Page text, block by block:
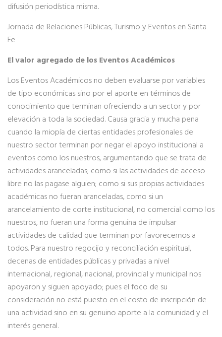
difusión periodística misma.
Jornada de Relaciones Públicas, Turismo y Eventos en Santa
Fe
El valor agregado de los Eventos Académicos
Los Eventos Académicos no deben evaluarse por variables
de tipo económicas sino por el aporte en términos de
conocimiento que terminan ofreciendo a un sector y por
elevación a toda la sociedad. Causa gracia y mucha pena
cuando la miopía de ciertas entidades profesionales de
nuestro sector terminan por negar el apoyo institucional a
eventos como los nuestros, argumentando que se trata de
actividades aranceladas; como si las actividades de acceso
libre no las pagase alguien; como si sus propias actividades
académicas no fueran aranceladas, como si un
arancelamiento de corte institucional, no comercial como los
nuestros, no fueran una forma genuina de impulsar
actividades de calidad que terminan por favorecernos a
todos. Para nuestro regocijo y reconciliación espiritual,
decenas de entidades públicas y privadas a nivel
internacional, regional, nacional, provincial y municipal nos
apoyaron y siguen apoyado; pues el foco de su
consideración no está puesto en el costo de inscripción de
una actividad sino en su genuino aporte a la comunidad y el
interés general.